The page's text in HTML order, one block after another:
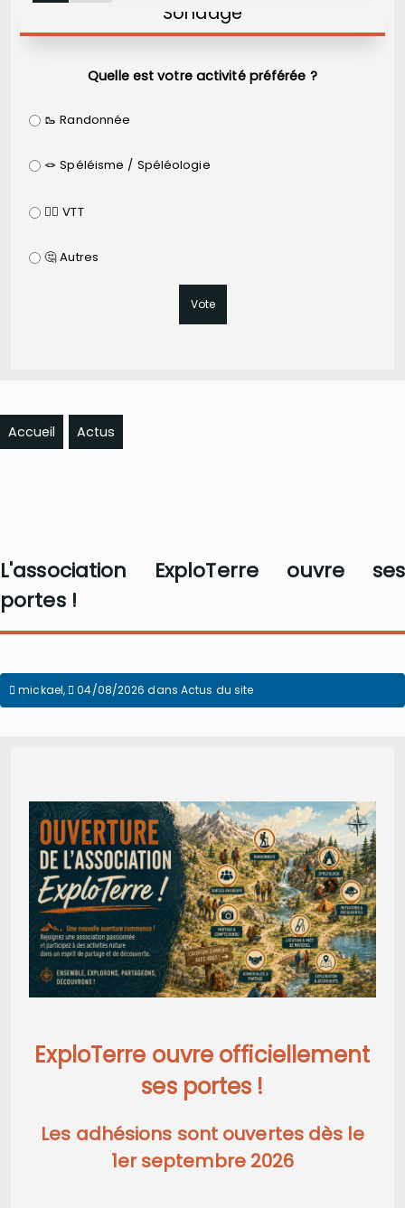
Sondage
Quelle est votre activité préférée ?
🥾 Randonnée
🪢 Spéléisme / Spéléologie
🚵‍♂️ VTT
🤔 Autres
Vote
Accueil Actus
L'association ExploTerre ouvre ses
portes !
mickael, 04/08/2026 dans Actus du site
ExploTerre ouvre officiellement
ses portes !
Les adhésions sont ouvertes dès le
1er septembre 2026